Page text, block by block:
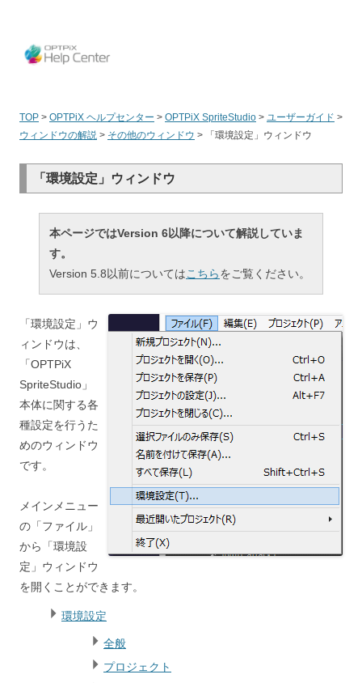
TOP > OPTPiX ヘルプセンター > OPTPiX SpriteStudio > ユーザーガイド >
ウィンドウの解説 > その他のウィンドウ > 「環境設定」ウィンドウ
「環境設定」ウィンドウ
本ページではVersion 6以降について解説していま
す。
Version 5.8以前についてはこちらをご覧ください。
「環境設定」ウ
ィンドウは、
「OPTPiX
SpriteStudio」
本体に関する各
種設定を行うた
めのウィンドウ
です。
メインメニュー
の「ファイル」
から「環境設
定」ウィンドウ
を開くことができます。
環境設定
全般
プロジェクト